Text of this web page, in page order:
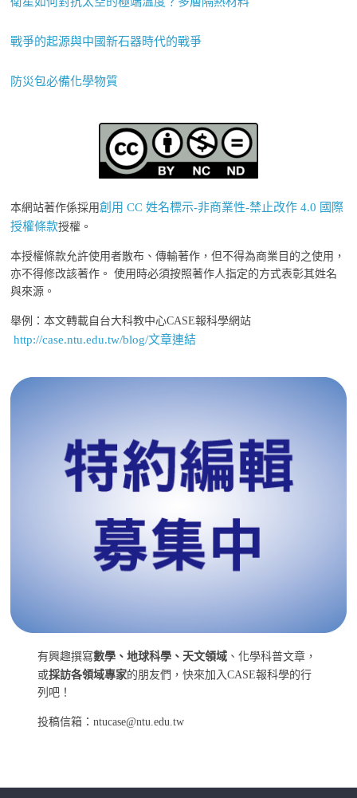
戰爭的起源與中國新石器時代的戰爭
防災包必備化學物質
本網站著作係採用創用 CC 姓名標示-非商業性-禁止改作 4.0 國際
授權條款授權。
本授權條款允許使用者散布、傳輸著作，但不得為商業目的之使用，
亦不得修改該著作。 使用時必須按照著作人指定的方式表彰其姓名
與來源。
舉例：本文轉載自台大科教中心CASE報科學網站
http://case.ntu.edu.tw/blog/文章連結
有興趣撰寫數學、地球科學、天文領域 、化學科普文章，
或採訪各領域專家的朋友們，快來加入CASE報科學的行
列吧！
投稿信箱：ntucase@ntu.edu.tw